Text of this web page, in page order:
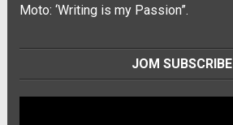
Moto: ‘Writing is my Passion”.
JOM SUBSCRIBE